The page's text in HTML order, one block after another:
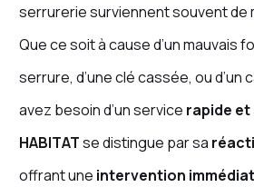
serrurerie surviennent souvent de
Que ce soit à cause d’un mauvais
serrure, d’une clé cassée, ou d’un
avez besoin d’un service rapide
HABITATse distingue par sa
offrant une intervention